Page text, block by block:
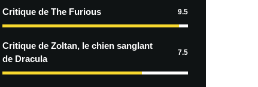
Critique de The Furious 9.5
Critique de Zoltan, le chien sanglant
de Dracula
7.5